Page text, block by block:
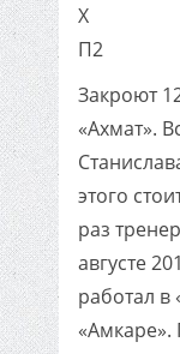
X
П2
Закроют
«Ахмат».
этого
раз
августе
работал в